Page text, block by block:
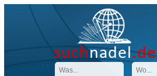
suchnadel.de